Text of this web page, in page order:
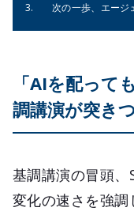
次の一歩、エージ
「AIを配って
調講演が突き
基調講演の冒頭
変化の速さを強